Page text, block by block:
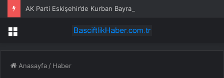
AK Parti Eskişehir’de Kurban Bayramı Kutlandı
Menü
Anasayfa / Haber